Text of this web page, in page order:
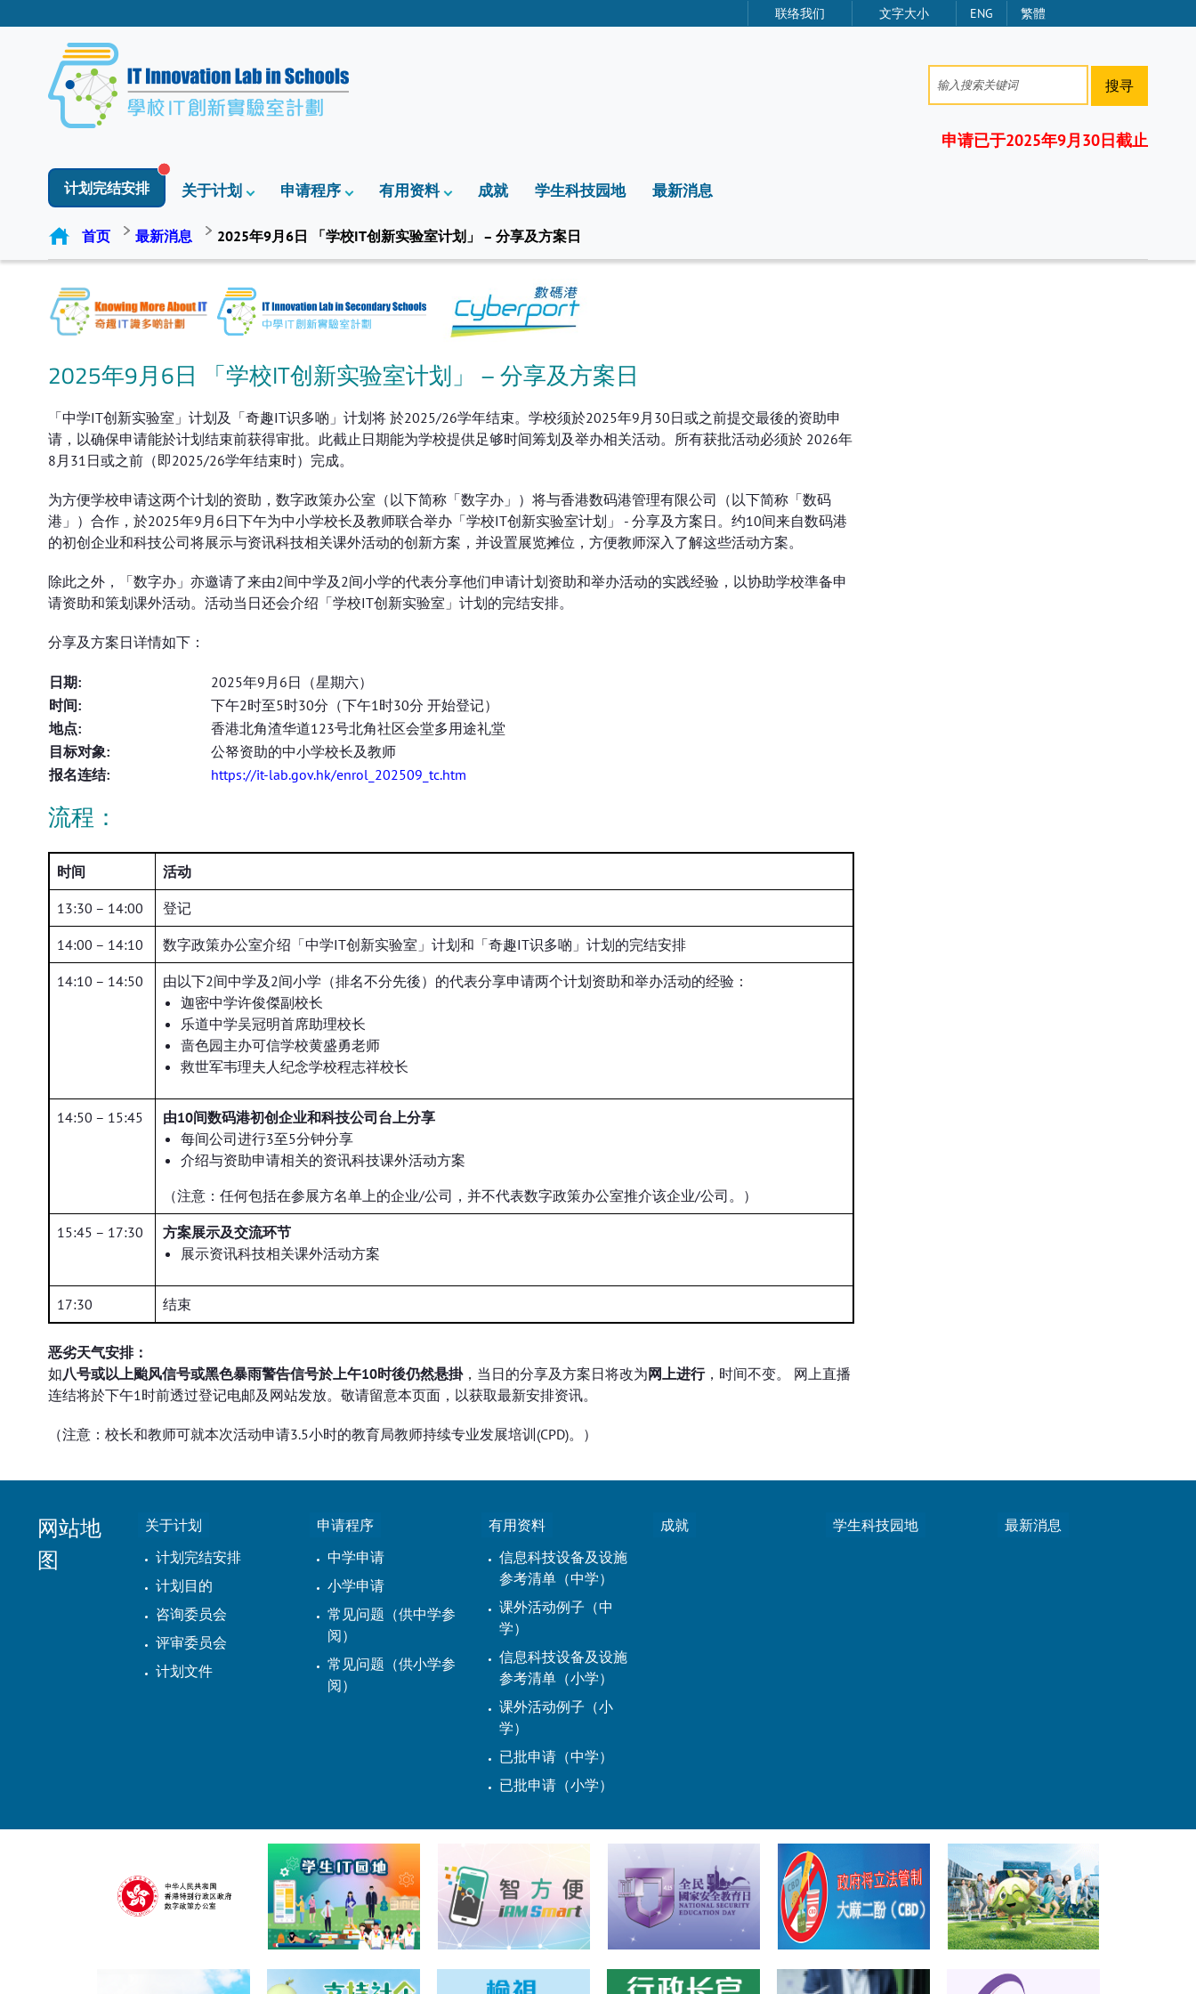
联络我们 文字大小 ENG 繁體
搜寻
申请已于2025年9月30日截止
计划完结安排 关于计划 申请程序 有用资料 成就 学生科技园地 最新消息
首页 最新消息 2025年9月6日 「学校IT创新实验室计划」 – 分享及方案日
2025年9月6日 「学校IT创新实验室计划」 – 分享及方案日
「中学IT创新实验室」计划及「奇趣IT识多啲」计划将 於2025/26学年结束。学校须於2025年9月30日或之前提交最後的资助申
请，以确保申请能於计划结束前获得审批。此截止日期能为学校提供足够时间筹划及举办相关活动。所有获批活动必须於 2026年
8月31日或之前（即2025/26学年结束时）完成。
为方便学校申请这两个计划的资助，数字政策办公室（以下简称「数字办」）将与香港数码港管理有限公司（以下简称「数码
港」）合作，於2025年9月6日下午为中小学校长及教师联合举办「学校IT创新实验室计划」 - 分享及方案日。约10间来自数码港
的初创企业和科技公司将展示与资讯科技相关课外活动的创新方案，并设置展览摊位，方便教师深入了解这些活动方案。
除此之外，「数字办」亦邀请了来由2间中学及2间小学的代表分享他们申请计划资助和举办活动的实践经验，以协助学校準备申
请资助和策划课外活动。活动当日还会介绍「学校IT创新实验室」计划的完结安排。
分享及方案日详情如下：
日期:
2025年9月6日（星期六）
时间:
下午2时至5时30分（下午1时30分 开始登记）
地点:
香港北角渣华道123号北角社区会堂多用途礼堂
目标对象:
公帑资助的中小学校长及教师
报名连结:
https://it-lab.gov.hk/enrol_202509_tc.htm
流程：
时间 活动
13:30 – 14:00 登记
14:00 – 14:10 数字政策办公室介绍「中学IT创新实验室」计划和「奇趣IT识多啲」计划的完结安排
14:10 – 14:50
由以下2间中学及2间小学（排名不分先後）的代表分享申请两个计划资助和举办活动的经验：
迦密中学许俊傑副校长
乐道中学吴冠明首席助理校长
啬色园主办可信学校黄盛勇老师
救世军韦理夫人纪念学校程志祥校长
14:50 – 15:45
由10间数码港初创企业和科技公司台上分享
每间公司进行3至5分钟分享
介绍与资助申请相关的资讯科技课外活动方案
（注意：任何包括在参展方名单上的企业/公司，并不代表数字政策办公室推介该企业/公司。）
15:45 – 17:30
方案展示及交流环节
展示资讯科技相关课外活动方案
17:30 结束
恶劣天气安排：
如八号或以上颱风信号或黑色暴雨警告信号於上午10时後仍然悬掛，当日的分享及方案日将改为网上进行，时间不变。 网上直播
连结将於下午1时前透过登记电邮及网站发放。敬请留意本页面，以获取最新安排资讯。
（注意：校长和教师可就本次活动申请3.5小时的教育局教师持续专业发展培训(CPD)。）
网站地
图
关于计划
计划完结安排
计划目的
咨询委员会
评审委员会
计划文件
申请程序
中学申请
小学申请
常见问题（供中学参
阅）
常见问题（供小学参
阅）
有用资料
信息科技设备及设施
参考清单（中学）
课外活动例子（中
学）
信息科技设备及设施
参考清单（小学）
课外活动例子（小
学）
已批申请（中学）
已批申请（小学）
成就 学生科技园地 最新消息